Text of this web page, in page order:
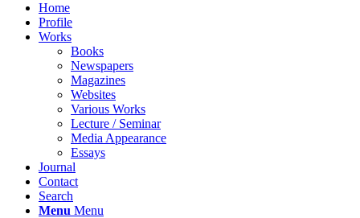
Home
Profile
Works
Books
Newspapers
Magazines
Websites
Various Works
Lecture / Seminar
Media Appearance
Essays
Journal
Contact
Search
Menu Menu